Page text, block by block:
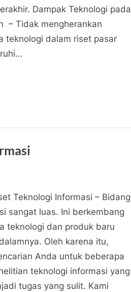
Dampak Teknologi pada
– Tidak mengherankan
teknologi dalam riset pasar
Teknologi Informasi – Bidang
sangat luas. Ini berkembang
teknologi dan produk baru
Oleh karena itu,
Anda untuk beberapa
teknologi informasi yang
tugas yang sulit. Kami